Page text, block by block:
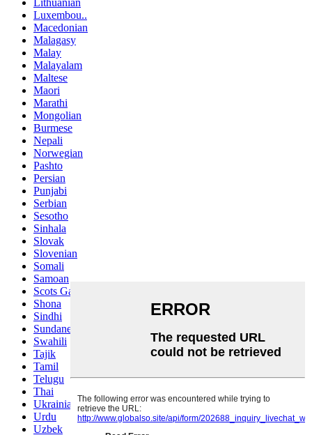
Lithuanian
Luxembou..
Macedonian
Malagasy
Malay
Malayalam
Maltese
Maori
Marathi
Mongolian
Burmese
Nepali
Norwegian
Pashto
Persian
Punjabi
Serbian
Sesotho
Sinhala
Slovak
Slovenian
Somali
Samoan
Scots Gaelic
Shona
Sindhi
Sundanese
Swahili
Tajik
Tamil
Telugu
Thai
Ukrainian
Urdu
Uzbek